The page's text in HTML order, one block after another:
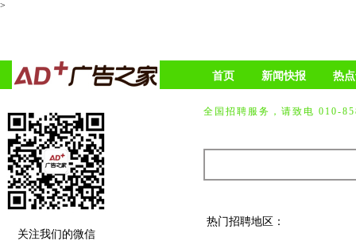
>
首页 新闻快报 热
关注我们的微信
全国招聘服务，请致电 010-
热门招聘地区：